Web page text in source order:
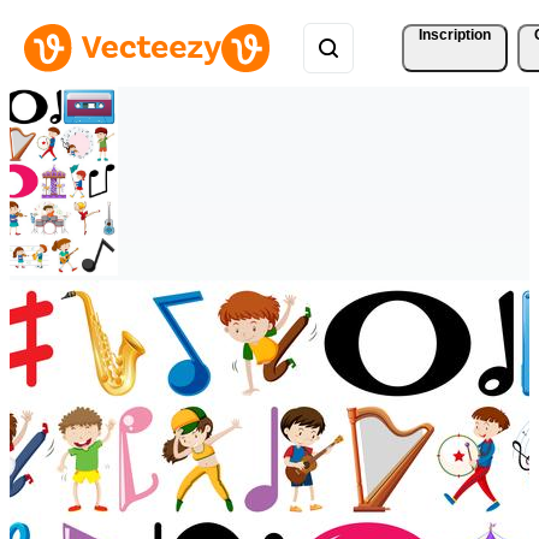
Inscription